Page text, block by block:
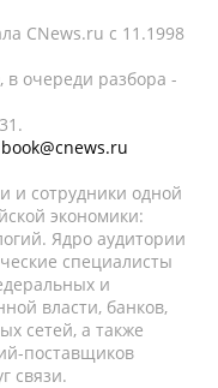
CNews.ru c 11.1998
очереди разбора -
book@cnews.ru
и сотрудники одной
экономики:
Ядро аудитории
специалисты
и
власти, банков,
сетей, а также
поставщиков
связи.